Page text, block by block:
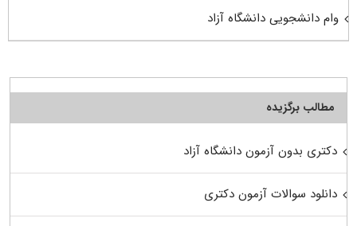
وام دانشجویی دانشگاه آزاد
مطالب برگزیده
دکتری بدون آزمون دانشگاه آزاد
دانلود سوالات آزمون دکتری